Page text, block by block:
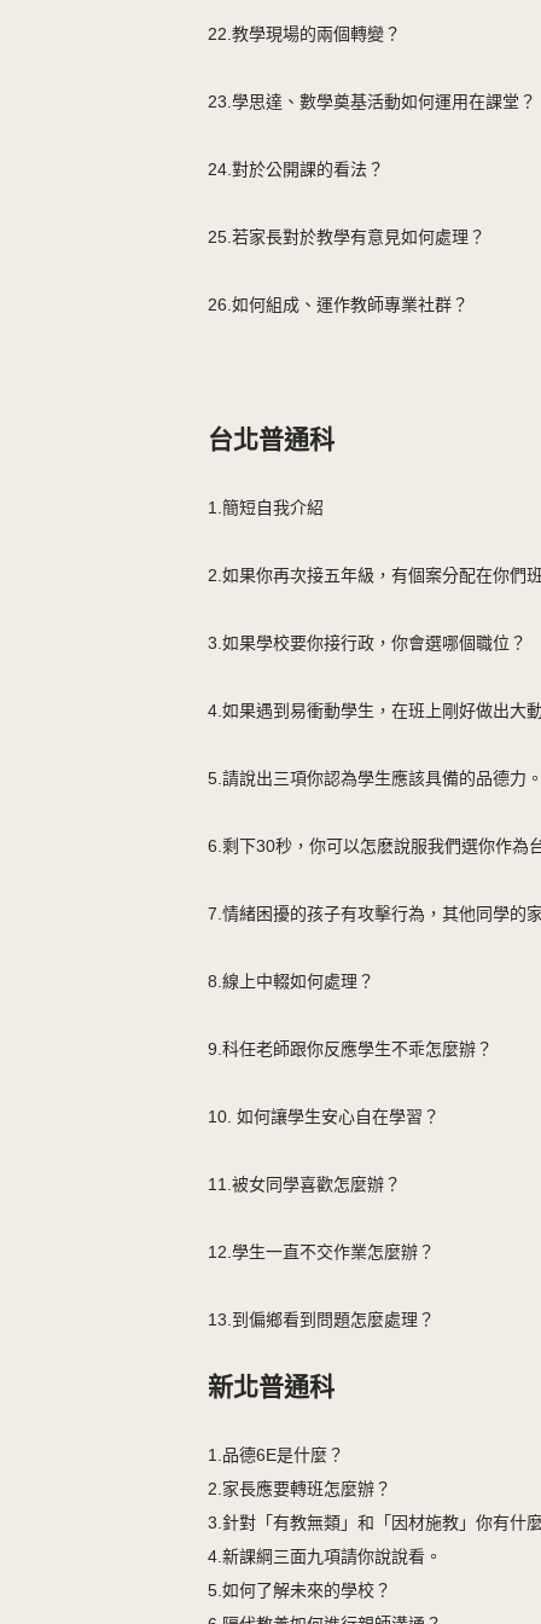
22.教學現場的兩個轉變？
23.學思達、數學奠基活動如何運用在課堂？
24.對於公開課的看法？
25.若家長對於教學有意見如何處理？
26.如何組成、運作教師專業社群？
台北普通科
1.簡短自我介紹
2.如果你再次接五年級，有個案分配在你們
3.如果學校要你接行政，你會選哪個職位？
4.如果遇到易衝動學生，在班上剛好做出大
5.請說出三項你認為學生應該具備的品德力
6.剩下30秒，你可以怎麽說服我們選你作為
7.情緒困擾的孩子有攻擊行為，其他同學的
8.線上中輟如何處理？
9.科任老師跟你反應學生不乖怎麼辦？
10. 如何讓學生安心自在學習？
11.被女同學喜歡怎麼辦？
12.學生一直不交作業怎麼辦？
13.到偏鄉看到問題怎麼處理？
新北普通科
1.品德6E是什麼？
2.家長應要轉班怎麼辦？
3.針對「有教無類」和「因材施教」你有什
4.新課綱三面九項請你說說看。
5.如何了解未來的學校？